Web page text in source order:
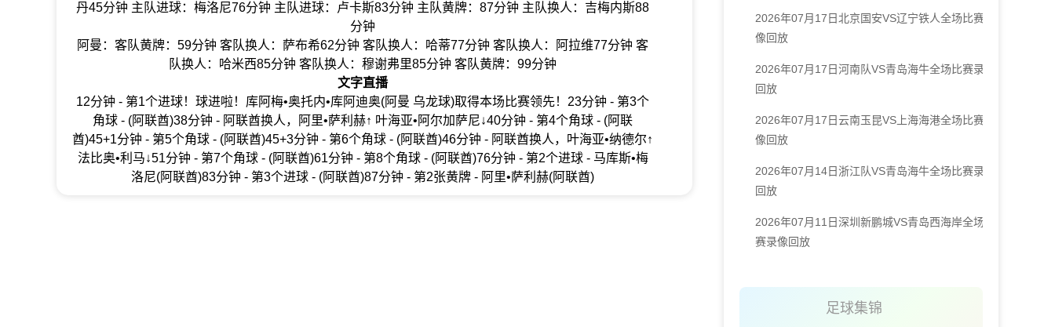
丹45分钟 主队进球：梅洛尼76分钟 主队进球：卢卡斯83分钟 主队黄牌：87分钟 主队换人：吉梅内斯88
分钟
阿曼：客队黄牌：59分钟 客队换人：萨布希62分钟 客队换人：哈蒂77分钟 客队换人：阿拉维77分钟 客
队换人：哈米西85分钟 客队换人：穆谢弗里85分钟 客队黄牌：99分钟
文字直播
12分钟 - 第1个进球！球进啦！库阿梅•奥托内•库阿迪奥(阿曼 乌龙球)取得本场比赛领先！23分钟 - 第3个
角球 - (阿联酋)38分钟 - 阿联酋换人，阿里•萨利赫↑ 叶海亚•阿尔加萨尼↓40分钟 - 第4个角球 - (阿联
酋)45+1分钟 - 第5个角球 - (阿联酋)45+3分钟 - 第6个角球 - (阿联酋)46分钟 - 阿联酋换人，叶海亚•纳德尔↑
法比奥•利马↓51分钟 - 第7个角球 - (阿联酋)61分钟 - 第8个角球 - (阿联酋)76分钟 - 第2个进球 - 马库斯•梅
洛尼(阿联酋)83分钟 - 第3个进球 - (阿联酋)87分钟 - 第2张黄牌 - 阿里•萨利赫(阿联酋)
2026年07月17日北京国安VS辽宁铁人全场比赛录
像回放
2026年07月17日河南队VS青岛海牛全场比赛录像
回放
2026年07月17日云南玉昆VS上海海港全场比赛录
像回放
2026年07月14日浙江队VS青岛海牛全场比赛录像
回放
2026年07月11日深圳新鹏城VS青岛西海岸全场比
赛录像回放
足球集锦